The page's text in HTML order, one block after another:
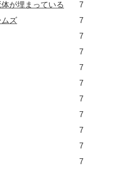
が埋まっている
7
ズ
7
7
7
7
7
7
7
7
7
7